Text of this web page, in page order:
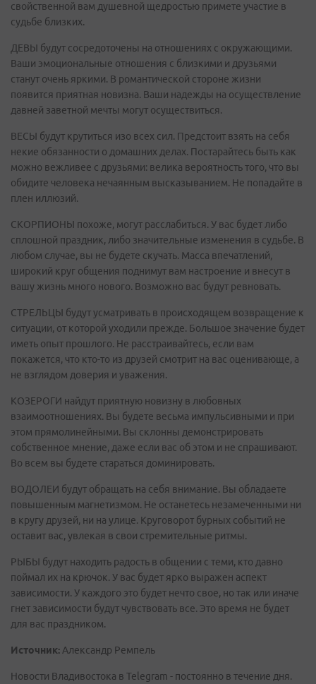
свойственной вам душевной щедростью примете участие в
судьбе близких.
ДЕВЫ будут сосредоточены на отношениях с окружающими.
Ваши эмоциональные отношения с близкими и друзьями
станут очень яркими. В романтической стороне жизни
появится приятная новизна. Ваши надежды на осуществление
давней заветной мечты могут осуществиться.
ВЕСЫ будут крутиться изо всех сил. Предстоит взять на себя
некие обязанности о домашних делах. Постарайтесь быть как
можно вежливее с друзьями: велика вероятность того, что вы
обидите человека нечаянным высказыванием. Не попадайте в
плен иллюзий.
СКОРПИОНЫ похоже, могут расслабиться. У вас будет либо
сплошной праздник, либо значительные изменения в судьбе. В
любом случае, вы не будете скучать. Масса впечатлений,
широкий круг общения поднимут вам настроение и внесут в
вашу жизнь много нового. Возможно вас будут ревновать.
СТРЕЛЬЦЫ будут усматривать в происходящем возвращение к
ситуации, от которой уходили прежде. Большое значение будет
иметь опыт прошлого. Не расстраивайтесь, если вам
покажется, что кто-то из друзей смотрит на вас оценивающе, а
не взглядом доверия и уважения.
КОЗЕРОГИ найдут приятную новизну в любовных
взаимоотношениях. Вы будете весьма импульсивными и при
этом прямолинейными. Вы склонны демонстрировать
собственное мнение, даже если вас об этом и не спрашивают.
Во всем вы будете стараться доминировать.
ВОДОЛЕИ будут обращать на себя внимание. Вы обладаете
повышенным магнетизмом. Не останетесь незамеченными ни
в кругу друзей, ни на улице. Круговорот бурных событий не
оставит вас, увлекая в свои стремительные ритмы.
РЫБЫ будут находить радость в общении с теми, кто давно
поймал их на крючок. У вас будет ярко выражен аспект
зависимости. У каждого это будет нечто свое, но так или иначе
гнет зависимости будут чувствовать все. Это время не будет
для вас праздником.
Источник: Александр Ремпель
Новости Владивостока в Telegram - постоянно в течение дня.